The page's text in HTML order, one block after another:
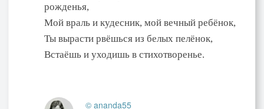
рожденья,
Мой враль и кудесник, мой вечный ребёнок,
Ты вырасти рвёшься из белых пелёнок,
Встаёшь и уходишь в стихотворенье.
© ananda55